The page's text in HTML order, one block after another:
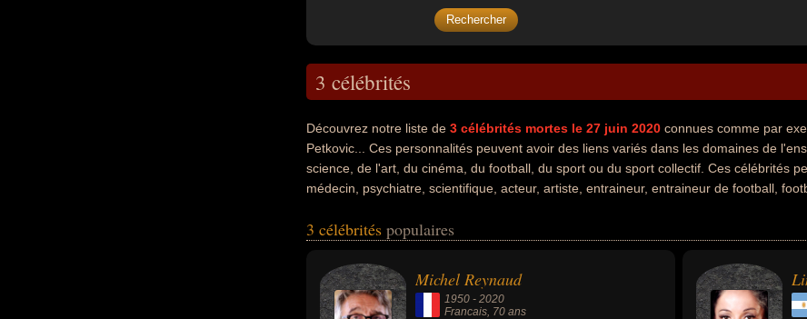
3 célébrités
Découvrez notre liste de 3 célébrités mortes le 27 juin 2020 connues comme par
Petkovic... Ces personnalités peuvent avoir des liens variés dans les domaines de
science, de l'art, du cinéma, du football, du sport ou du sport collectif. Ces célébrités
médecin, psychiatre, scientifique, acteur, artiste, entraineur, entraineur de football,
3 célébrités populaires
Michel Reynaud
1950 - 2020
Francais, 70 ans